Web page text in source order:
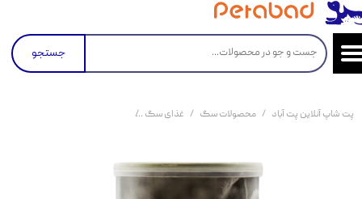
جستجو
پت شاپ آنلاین پت آباد محصولات سگ غذای سگ